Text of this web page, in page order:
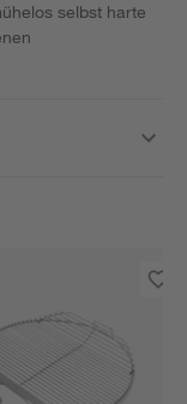
selbst harte